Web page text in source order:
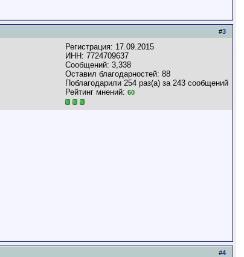
#3
Регистрация: 17.09.2015
ИНН: 7724709637
Сообщений: 3,338
Оставил благодарностей: 88
Поблагодарили 254 раз(а) за 243 сообщений
Рейтинг мнений: 60
#4